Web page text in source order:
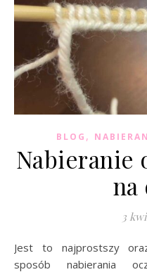
BLOG ,
Nabieranie
na
3
Jest to najprostszy oraz najczęściej wykorzystywany
sposób nabierania